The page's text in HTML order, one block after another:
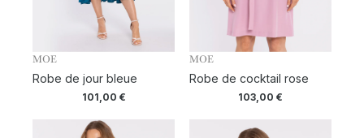
MOE
Robe de jour bleue
101,00 €
MOE
Robe de cocktail rose
103,00 €